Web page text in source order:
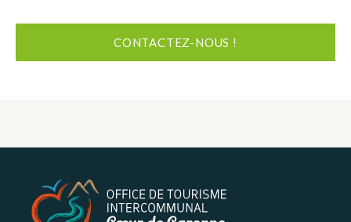
CONTACTEZ-NOUS !